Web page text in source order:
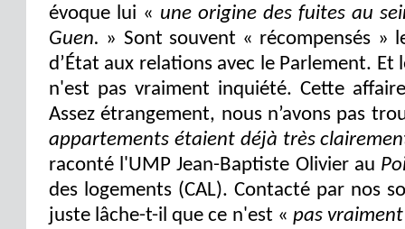
évoque lui « une origine des fuites au
Guen. » Sont souvent « récompensés »
d’État aux relations avec le Parlement.
n'est pas vraiment inquiété. Cette
Assez étrangement, nous n’avons pas
appartements étaient déjà très
raconté l'UMP Jean-Baptiste Olivier au
des logements (CAL). Contacté par nos
juste lâche-t-il que ce n'est « pas